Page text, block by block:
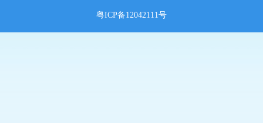
粤ICP备12042111号